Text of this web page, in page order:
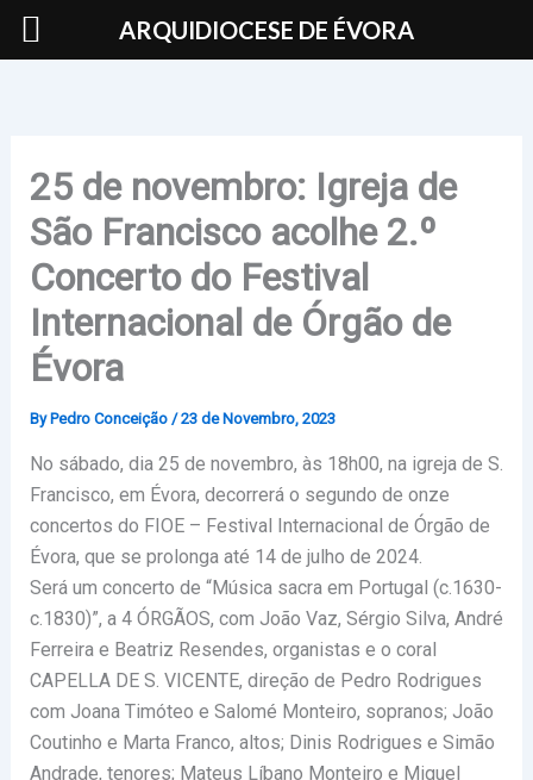
Skip
25 de novembro: Igreja de
São Francisco acolhe 2.º
Concerto do Festival
Internacional de Órgão de
Évora
By Pedro Conceição /23 de Novembro, 2023
No sábado, dia 25 de novembro, às 18h00, na igreja de S.
Francisco, em Évora, decorrerá o segundo de onze
concertos do FIOE – Festival Internacional de Órgão de
Évora, que se prolonga até 14 de julho de 2024.
Será um concerto de “Música sacra em Portugal (c.1630-
c.1830)”, a 4 ÓRGÃOS, com João Vaz, Sérgio Silva, André
Ferreira e Beatriz Resendes, organistas e o coral
CAPELLA DE S. VICENTE, direção de Pedro Rodrigues
com Joana Timóteo e Salomé Monteiro, sopranos; João
Coutinho e Marta Franco, altos; Dinis Rodrigues e Simão
Andrade, tenores; Mateus Líbano Monteiro e Miguel
ARQUIDIOCESE DE ÉVORA